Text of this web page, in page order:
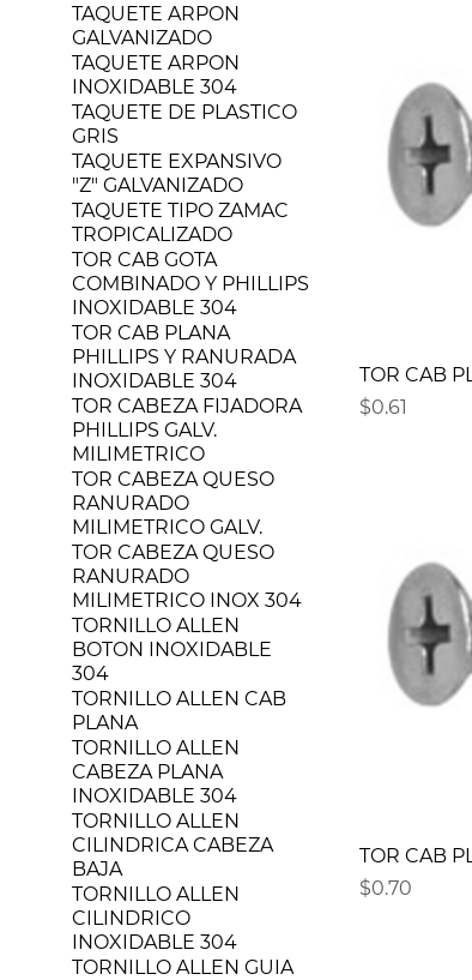
TAQUETE ARPON
GALVANIZADO
TAQUETE ARPON
INOXIDABLE 304
TAQUETE DE PLASTICO
GRIS
TAQUETE EXPANSIVO
"Z" GALVANIZADO
TAQUETE TIPO ZAMAC
TROPICALIZADO
TOR CAB GOTA
COMBINADO Y PHILLIPS
INOXIDABLE 304
TOR CAB PLANA
PHILLIPS Y RANURADA
INOXIDABLE 304
TOR CABEZA FIJADORA
PHILLIPS GALV.
MILIMETRICO
TOR CABEZA QUESO
RANURADO
MILIMETRICO GALV.
TOR CABEZA QUESO
RANURADO
MILIMETRICO INOX 304
TORNILLO ALLEN
BOTON INOXIDABLE
304
TORNILLO ALLEN CAB
PLANA
TORNILLO ALLEN
CABEZA PLANA
INOXIDABLE 304
TORNILLO ALLEN
CILINDRICA CABEZA
BAJA
TORNILLO ALLEN
CILINDRICO
INOXIDABLE 304
TORNILLO ALLEN GUIA
TOR CAB
Precio
$0.61
TOR CAB
Precio
$0.70